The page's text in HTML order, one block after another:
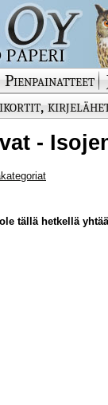
Pienpainatteet
-
tällä hetkellä